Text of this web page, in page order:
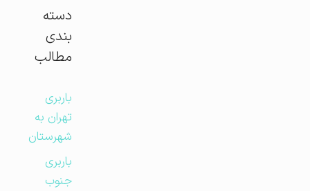
دسته
بندی
مطالب
باربری
تهران به
شهرستان
باربری
جنوب